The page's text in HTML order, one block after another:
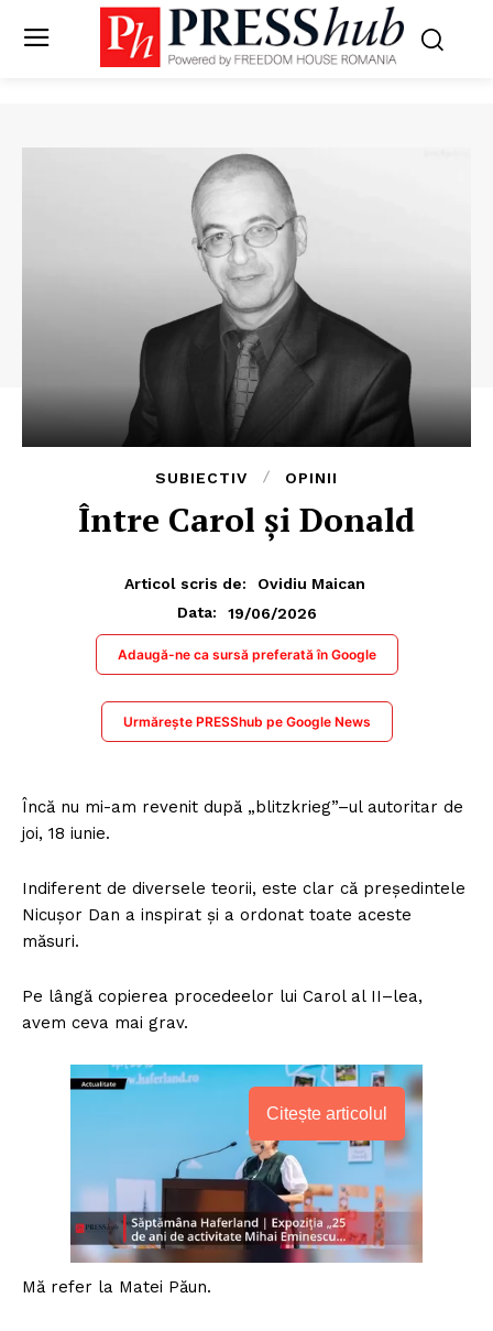
SUBIECTIV OPINII
Între Carol și Donald
Articol scris de:
Ovidiu Maican
Data:
19/06/2026
Adaugă-ne ca sursă preferată în Google
Urmărește PRESShub pe Google News
Încă nu mi-am revenit după „blitzkrieg”–ul autoritar de
joi, 18 iunie.
Indiferent de diversele teorii, este clar că președintele
Nicușor Dan a inspirat și a ordonat toate aceste
măsuri.
Pe lângă copierea procedeelor lui Carol al II–lea,
avem ceva mai grav.
Citește articolul
Mă refer la Matei Păun.